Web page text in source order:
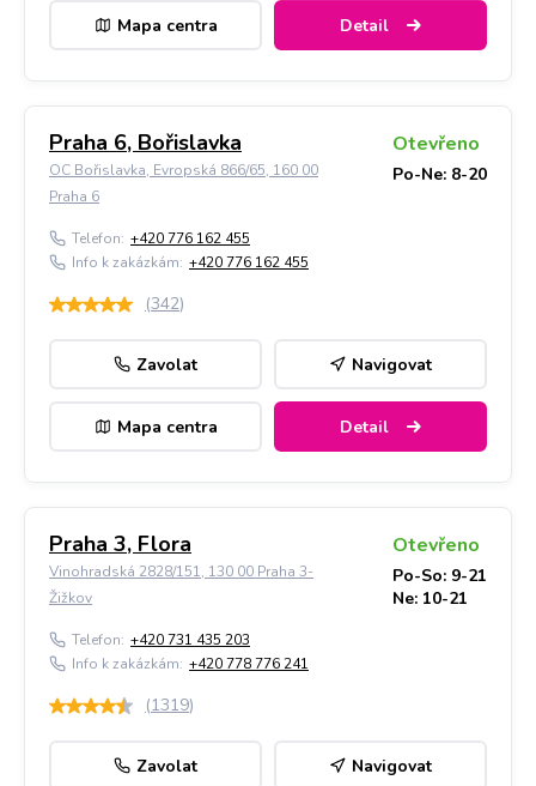
Mapa centra Detail
Praha 6, Bořislavka
OC Bořislavka, Evropská 866/65, 160 00
Praha 6
Otevřeno
Po-Ne: 8-20
Telefon: +420 776 162 455
Info k zakázkám: +420 776 162 455
(342)
Zavolat Navigovat
Mapa centra Detail
Praha 3, Flora
Vinohradská 2828/151, 130 00 Praha 3-
Žižkov
Otevřeno
Po-So: 9-21
Ne: 10-21
Telefon: +420 731 435 203
Info k zakázkám: +420 778 776 241
(1319)
Zavolat Navigovat